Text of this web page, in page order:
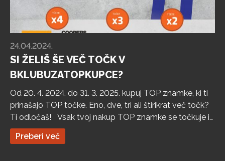
24.04.2024.
SI ŽELIŠ ŠE VEČ TOČK V
BKLUBUZATOPKUPCE?
Od 20. 4. 2024. do 31. 3. 2025. kupuj TOP znamke, ki ti
prinašajo TOP točke. Eno, dve, tri ali štirikrat več točk?
Ti odločaš! Vsak tvoj nakup TOP znamke se točkuje in
zanj prejmeš 1, 2, 3 ali 4 točke, odvisno od točkovne
skupine te znamke! Vse nagrade so odslej še bližje. […]
Preberi več